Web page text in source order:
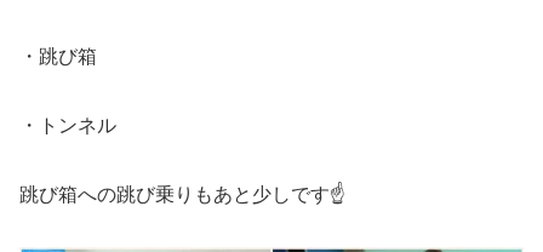
・跳び箱
・トンネル
跳び箱への跳び乗りもあと少しです☝